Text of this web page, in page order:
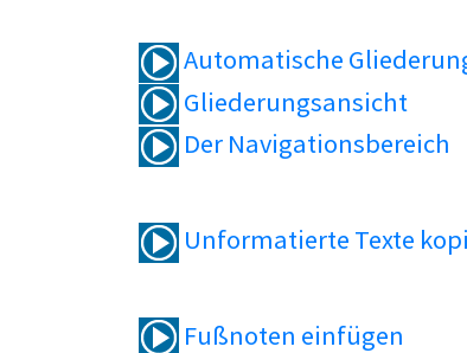
Automatische
Gliederungsansicht
Der Navigationsbereich
Unformatierte Texte
Fußnoten einfügen